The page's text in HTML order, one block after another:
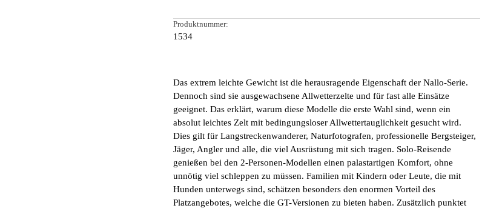
Produktnummer:
1534
Das extrem leichte Gewicht ist die herausragende Eigenschaft der Nallo-Serie.
Dennoch sind sie ausgewachsene Allwetterzelte und für fast alle Einsätze
geeignet. Das erklärt, warum diese Modelle die erste Wahl sind, wenn ein
absolut leichtes Zelt mit bedingungsloser Allwettertauglichkeit gesucht wird.
Dies gilt für Langstreckenwanderer, Naturfotografen, professionelle Bergsteiger,
Jäger, Angler und alle, die viel Ausrüstung mit sich tragen. Solo-Reisende
genießen bei den 2-Personen-Modellen einen palastartigen Komfort, ohne
unnötig viel schleppen zu müssen. Familien mit Kindern oder Leute, die mit
Hunden unterwegs sind, schätzen besonders den enormen Vorteil des
Platzangebotes, welche die GT-Versionen zu bieten haben. Zusätzlich punktet